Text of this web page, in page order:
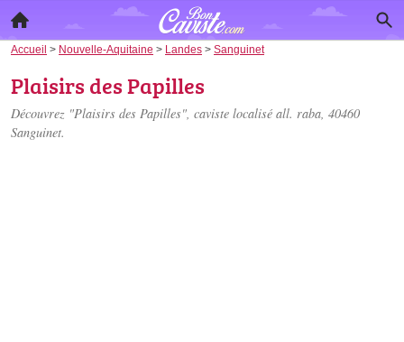
Accueil > Nouvelle-Aquitaine > Landes > Sanguinet
Plaisirs des Papilles
Découvrez "Plaisirs des Papilles", caviste localisé all. raba, 40460
Sanguinet.